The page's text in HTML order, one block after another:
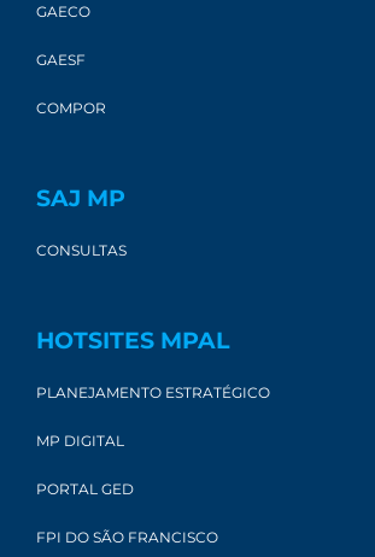
GAECO
GAESF
COMPOR
SAJ MP
CONSULTAS
HOTSITES MPAL
PLANEJAMENTO ESTRATÉGICO
MP DIGITAL
PORTAL GED
FPI DO SÃO FRANCISCO